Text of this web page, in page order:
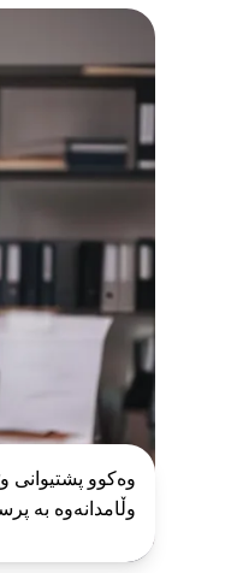
وەکوو پشتیوانی
وڵامدانەوە بە